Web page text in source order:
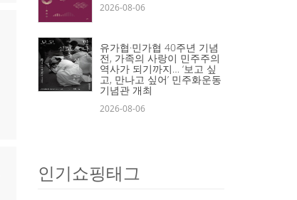
2026-08-06
유가협·민가협 40주년 기념
전, 가족의 사랑이 민주주의
역사가 되기까지… ‘보고 싶
고, 만나고 싶어’ 민주화운동
기념관 개최
2026-08-06
인기쇼핑태그